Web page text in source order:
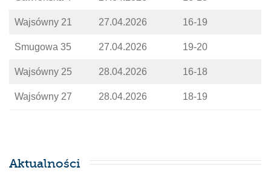
Wajsówny 21 27.04.2026 16-19
Smugowa 35 27.04.2026 19-20
Wajsówny 25 28.04.2026 16-18
Wajsówny 27 28.04.2026 18-19
Aktualności